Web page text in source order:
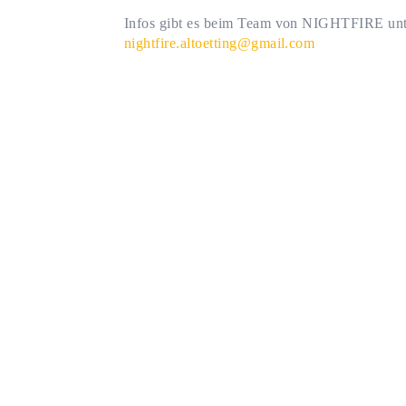
Infos gibt es beim Team von NIGHTFIRE
nightfire.altoetting@gmail.com